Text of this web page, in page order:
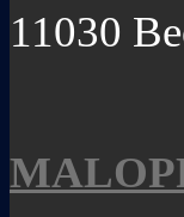
11030